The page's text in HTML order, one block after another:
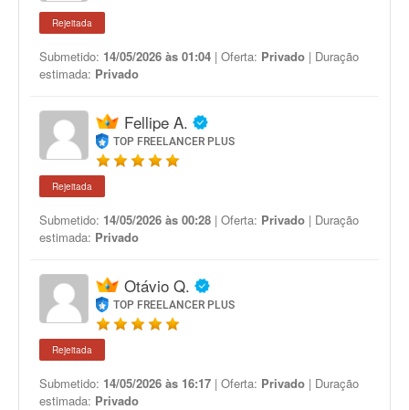
Rejeitada
Submetido: 14/05/2026 às 01:04 | Oferta: Privado | Duração
estimada: Privado
Fellipe A.
TOP FREELANCER PLUS
Rejeitada
Submetido: 14/05/2026 às 00:28 | Oferta: Privado | Duração
estimada: Privado
Otávio Q.
TOP FREELANCER PLUS
Rejeitada
Submetido: 14/05/2026 às 16:17 | Oferta: Privado | Duração
estimada: Privado